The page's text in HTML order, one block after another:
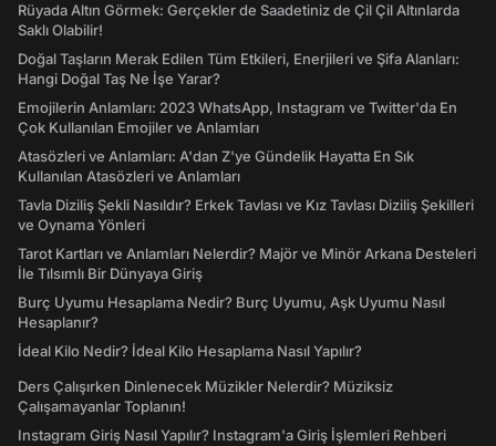
Rüyada Altın Görmek: Gerçekler de Saadetiniz de Çil Çil Altınlarda
Saklı Olabilir!
Doğal Taşların Merak Edilen Tüm Etkileri, Enerjileri ve Şifa Alanları:
Hangi Doğal Taş Ne İşe Yarar?
Emojilerin Anlamları: 2023 WhatsApp, Instagram ve Twitter'da En
Çok Kullanılan Emojiler ve Anlamları
Atasözleri ve Anlamları: A'dan Z'ye Gündelik Hayatta En Sık
Kullanılan Atasözleri ve Anlamları
Tavla Diziliş Şekli Nasıldır? Erkek Tavlası ve Kız Tavlası Diziliş Şekilleri
ve Oynama Yönleri
Tarot Kartları ve Anlamları Nelerdir? Majör ve Minör Arkana Desteleri
İle Tılsımlı Bir Dünyaya Giriş
Burç Uyumu Hesaplama Nedir? Burç Uyumu, Aşk Uyumu Nasıl
Hesaplanır?
İdeal Kilo Nedir? İdeal Kilo Hesaplama Nasıl Yapılır?
Ders Çalışırken Dinlenecek Müzikler Nelerdir? Müziksiz
Çalışamayanlar Toplanın!
Instagram Giriş Nasıl Yapılır? Instagram'a Giriş İşlemleri Rehberi